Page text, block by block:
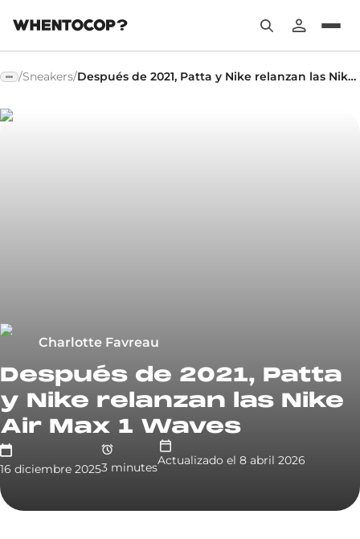
/Sneakers/ Después de 2021, Patta y Nike relanzan las Nike Air Max 1 Waves
Charlotte Favreau
Después de 2021, Patta
y Nike relanzan las Nike
Air Max 1 Waves
16 diciembre 20253 minutesActualizado el 8 abril 2026